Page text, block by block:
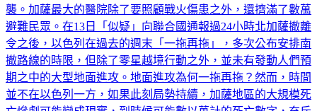
襲。加薩最大的醫院除了要照顧戰火傷患之外，還擠滿了數萬
避難民眾。在13日「似疑」向聯合國通報過24小時北加薩撤離
令之後，以色列在過去的週末「一拖再拖」，多次公布安排南
撤路線的時限，但除了零星越境行動之外，並未有發動人們預
期之中的大型地面進攻。地面進攻為何一拖再拖？然而，時間
並不在以色列一方，如果此刻局勢持續，加薩地區的大規模死